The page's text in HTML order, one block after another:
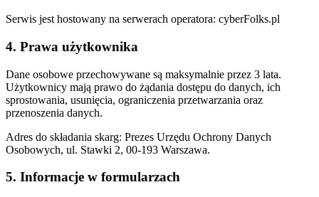
Serwis jest hostowany na serwerach operatora: cyberFolks.pl
4. Prawa użytkownika
Dane osobowe przechowywane są maksymalnie przez 3 lata.
Użytkownicy mają prawo do żądania dostępu do danych, ich
sprostowania, usunięcia, ograniczenia przetwarzania oraz
przenoszenia danych.
Adres do składania skarg: Prezes Urzędu Ochrony Danych
Osobowych, ul. Stawki 2, 00-193 Warszawa.
5. Informacje w formularzach